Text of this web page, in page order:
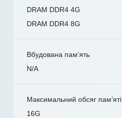
DRAM DDR4 4G
DRAM DDR4 8G
Вбудована пам’ять
N/A
Максимальний обсяг пам’яті
16G